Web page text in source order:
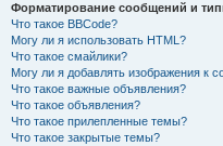
Форматирование сообщений и
Что такое BBCode?
Могу ли я использовать HTML?
Что такое смайлики?
Могу ли я добавлять изображения к
Что такое важные объявления?
Что такое объявления?
Что такое прилепленные темы?
Что такое закрытые темы?